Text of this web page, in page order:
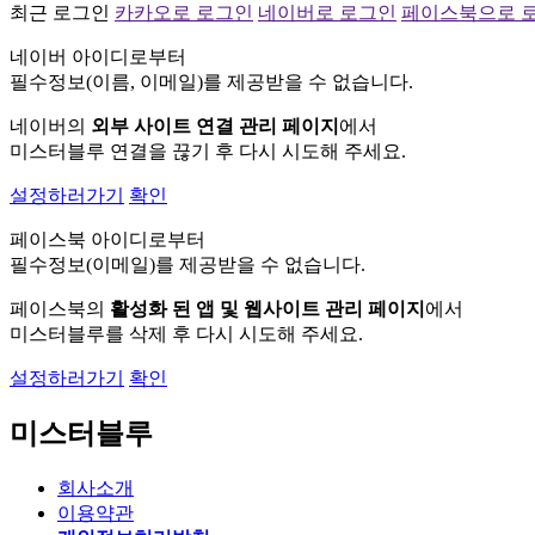
최근 로그인 카카오로 로그인 네이버로 로그인 페이스북으로
네이버 아이디로부터
필수정보(이름, 이메일)를 제공받을 수 없습니다.
네이버의 외부 사이트 연결 관리 페이지 에서
미스터블루 연결을 끊기 후 다시 시도해 주세요.
설정하러가기 확인
페이스북 아이디로부터
필수정보(이메일)를 제공받을 수 없습니다.
페이스북의 활성화 된 앱 및 웹사이트 관리 페이지 에서
미스터블루를 삭제 후 다시 시도해 주세요.
설정하러가기 확인
미스터블루
회사소개
이용약관